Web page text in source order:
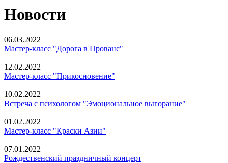
Новости
06.03.2022
Мастер-класс "Дорога в Прованс"
12.02.2022
Мастер-класс "Прикосновение"
10.02.2022
Встреча с психологом "Эмоциональное выгорание"
01.02.2022
Мастер-класс "Краски Азии"
07.01.2022
Рождественский праздничный концерт